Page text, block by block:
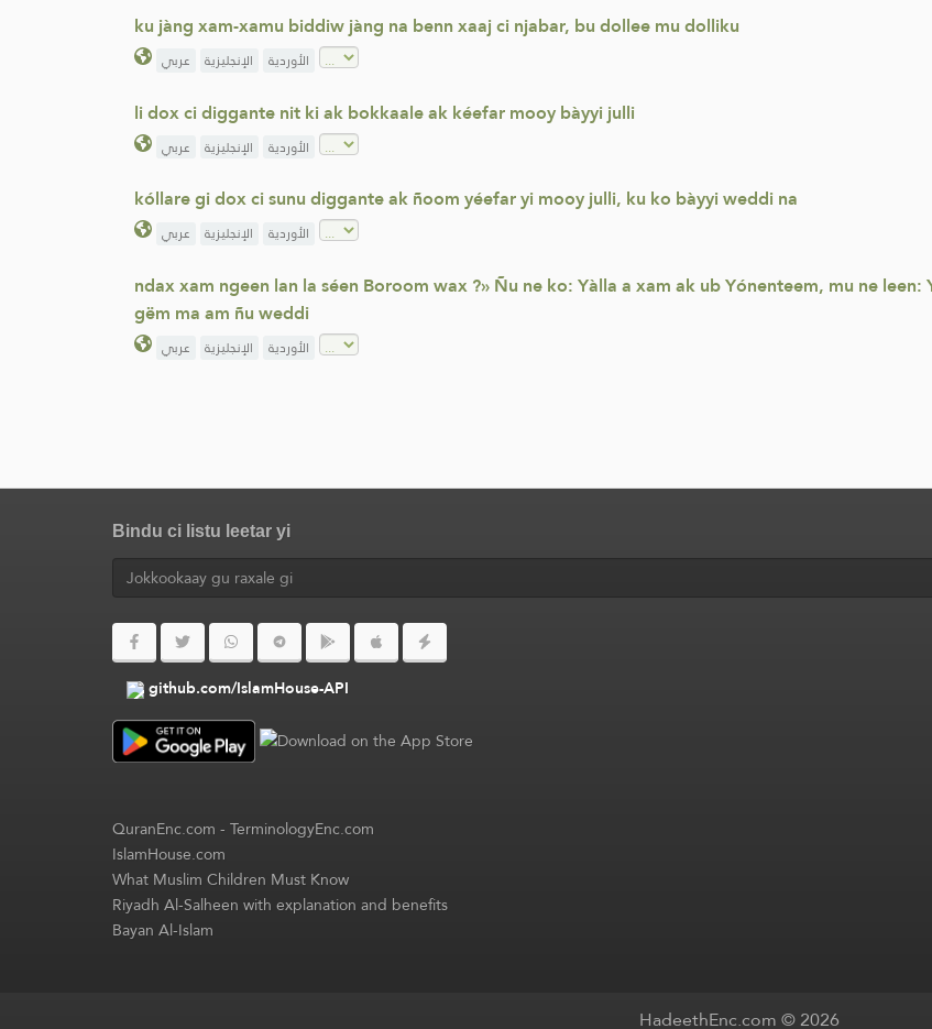
ku jàng xam-xamu biddiw jàng na benn xaaj ci njabar, bu dollee mu dolliku
عربي الإنجليزية الأوردية
li dox ci diggante nit ki ak bokkaale ak kéefar mooy bàyyi julli
عربي الإنجليزية الأوردية
kóllare gi dox ci sunu diggante ak ñoom yéefar yi mooy julli, ku ko bàyyi weddi na
عربي الإنجليزية الأوردية
ndax xam ngeen lan la séen Boroom wax ?» Ñu ne ko: Yàlla a xam ak ub Yónenteem, mu ne
gëm ma am ñu weddi
عربي الإنجليزية الأوردية
Bindu ci listu leetar yi
github.com/IslamHouse-API
QuranEnc.com-TerminologyEnc.com
IslamHouse.com
What Muslim Children Must Know
Riyadh Al-Salheen with explanation and benefits
Bayan Al-Islam
HadeethEnc.com © 2026